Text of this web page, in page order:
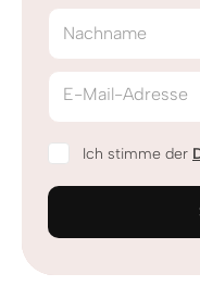
Nachname
E-Mail-Adresse
Ich stimme der